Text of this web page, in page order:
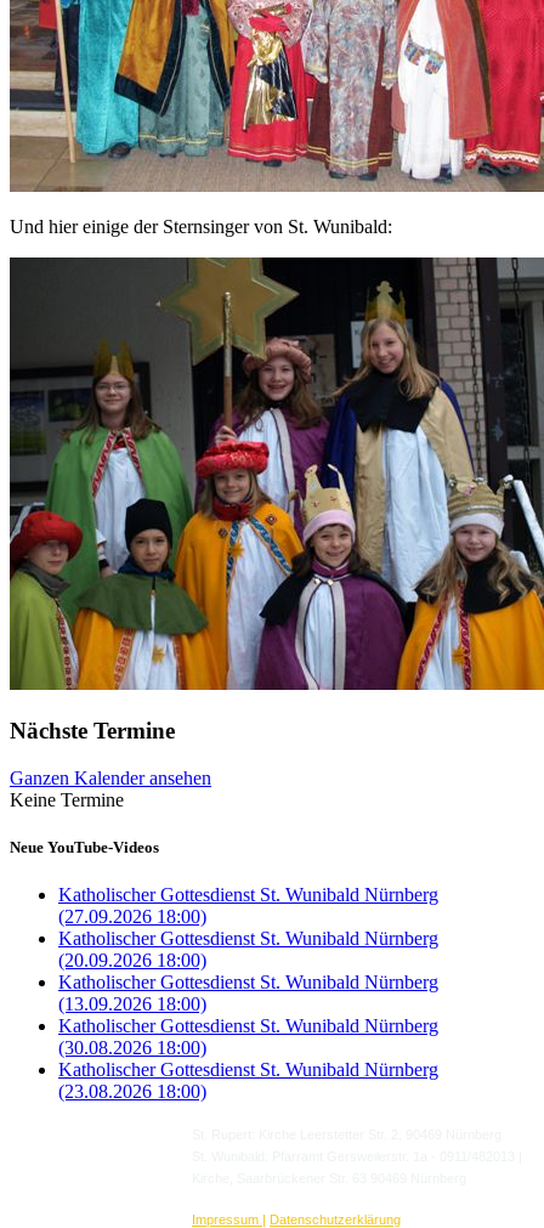
Und hier einige der Sternsinger von St. Wunibald:
Nächste Termine
Ganzen Kalender ansehen
Keine Termine
Neue YouTube-Videos
Katholischer Gottesdienst St. Wunibald Nürnberg
(27.09.2026 18:00)
Katholischer Gottesdienst St. Wunibald Nürnberg
(20.09.2026 18:00)
Katholischer Gottesdienst St. Wunibald Nürnberg
(13.09.2026 18:00)
Katholischer Gottesdienst St. Wunibald Nürnberg
(30.08.2026 18:00)
Katholischer Gottesdienst St. Wunibald Nürnberg
(23.08.2026 18:00)
Impressum | Datenschutzerklärung